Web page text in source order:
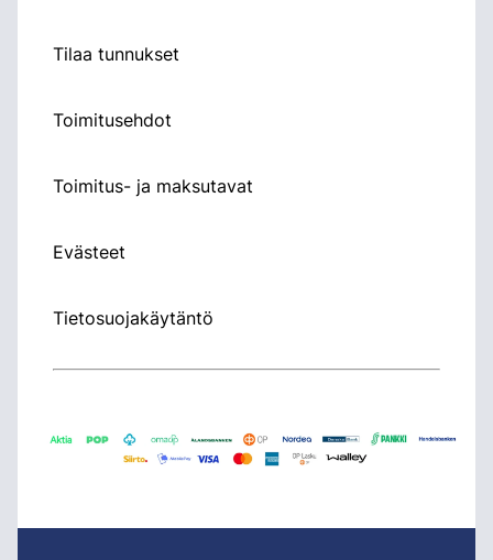
Tilaa tunnukset
Toimitusehdot
Toimitus- ja maksutavat
Evästeet
Tietosuojakäytäntö